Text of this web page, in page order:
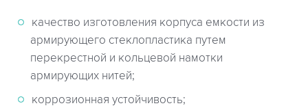
качество изготовления корпуса емкости из
армирующего стеклопластика путем
перекрестной и кольцевой намотки
армирующих нитей;
коррозионная устойчивость;